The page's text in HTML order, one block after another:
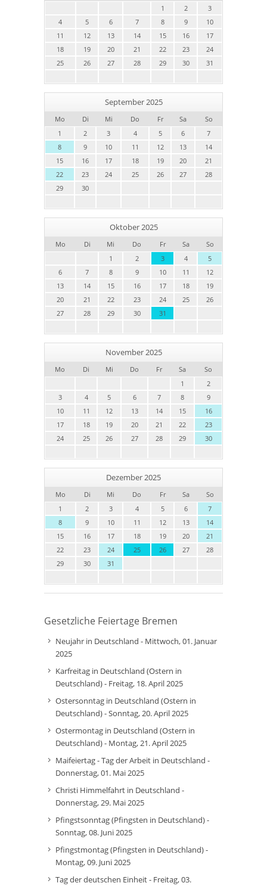
1 2
3
4
5 6 7 8 9
10
11
12 13 14 15 16
17
18
19 20 21 22 23
24
25
26 27 28 29 30 31
September 2025
Mo Di Mi Do Fr Sa
So
1
2 3 4 5 6
7
8
9 10 11 12 13
14
15
16 17 18 19 20
21
22
23 24 25 26 27
28
29
30
Oktober 2025
Mo Di Mi Do Fr Sa
So
1
2 3 4
5
6
7 8 9 10 11
12
13
14 15 16 17 18
19
20
21 22 23 24 25
26
27
28 29 30 31
November 2025
Mo Di Mi Do Fr Sa
So
1
2
3
4 5 6 7 8
9
10
11 12 13 14 15
16
17
18 19 20 21 22
23
24
25 26 27 28 29 30
Dezember 2025
Mo Di Mi Do Fr Sa
So
1
2 3 4 5 6
7
8
9 10 11 12 13
14
15
16 17 18 19 20
21
22
23 24 25 26 27
28
29
30 31
Gesetzliche Feiertage Bremen
Neujahr in Deutschland - Mittwoch, 01. Januar
2025
Karfreitag in Deutschland (Ostern in
Deutschland) - Freitag, 18. April 2025
Ostersonntag in Deutschland (Ostern in
Deutschland) - Sonntag, 20. April 2025
Ostermontag in Deutschland (Ostern in
Deutschland) - Montag, 21. April 2025
Maifeiertag - Tag der Arbeit in Deutschland -
Donnerstag, 01. Mai 2025
Christi Himmelfahrt in Deutschland -
Donnerstag, 29. Mai 2025
Pfingstsonntag (Pfingsten in Deutschland) -
Sonntag, 08. Juni 2025
Pfingstmontag (Pfingsten in Deutschland) -
Montag, 09. Juni 2025
Tag der deutschen Einheit - Freitag, 03.